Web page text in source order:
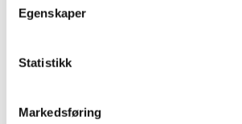
Egenskaper
Statistikk
Markedsføring
Anders Kristiansen ny keepertrener
velkommen tilbake i rødt og hvitt
keepertrener. Det er svært gledelig